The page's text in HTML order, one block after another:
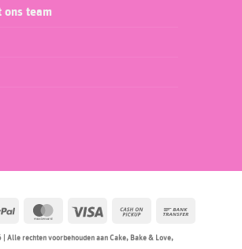
ons team
PayPal MasterCardVisa
Cash
Alle rechten voorbehouden aan Cake, Bake & Love,